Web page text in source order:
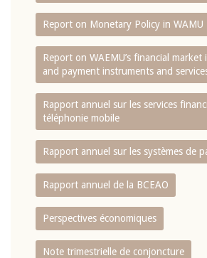
Report on Monetary Policy in WAMU
Report on WAEMU’s financial
and payment instruments and
Rapport annuel sur les services
téléphonie mobile
Rapport annuel sur les systèmes de
Rapport annuel de la BCEAO
Perspectives économiques
Note trimestrielle de conjoncture